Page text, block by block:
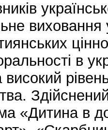
виховання
в
«Дитина в